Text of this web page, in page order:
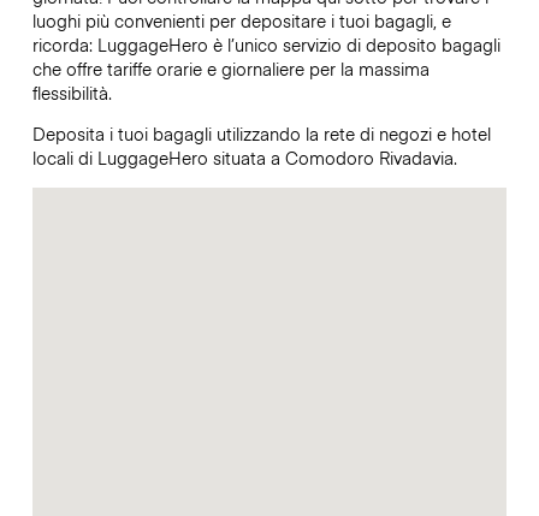
luoghi più convenienti per depositare i tuoi bagagli, e
ricorda: LuggageHero è l’unico servizio di deposito bagagli
che offre tariffe orarie e giornaliere per la massima
flessibilità.
Deposita i tuoi bagagli utilizzando la rete di negozi e hotel
locali di LuggageHero situata a Comodoro Rivadavia.